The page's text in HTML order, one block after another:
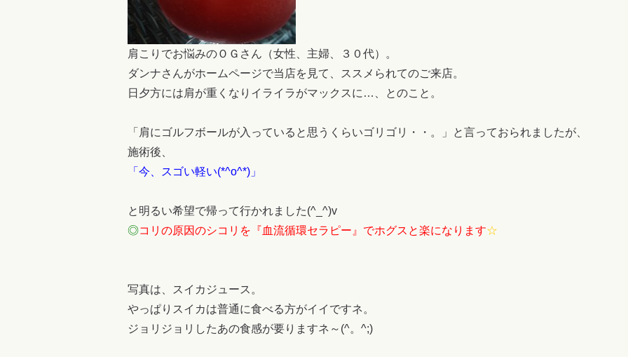
肩こりでお悩みのＯＧさん（女性、主婦、３０代）。
ダンナさんがホームページで当店を見て、ススメられてのご来店。
日夕方には肩が重くなりイライラがマックスに…、とのこと。
「肩にゴルフボールが入っていると思うくらいゴリゴリ・・。」と言っておられましたが、
施術後、
「今、スゴい軽い(*^o^*)」
と明るい希望で帰って行かれました(^_^)v
◎コリの原因のシコリを『血流循環セラピー』でホグスと楽になります☆
写真は、スイカジュース。
やっぱりスイカは普通に食べる方がイイですネ。
ジョリジョリしたあの食感が要りますネ～(^。^;)